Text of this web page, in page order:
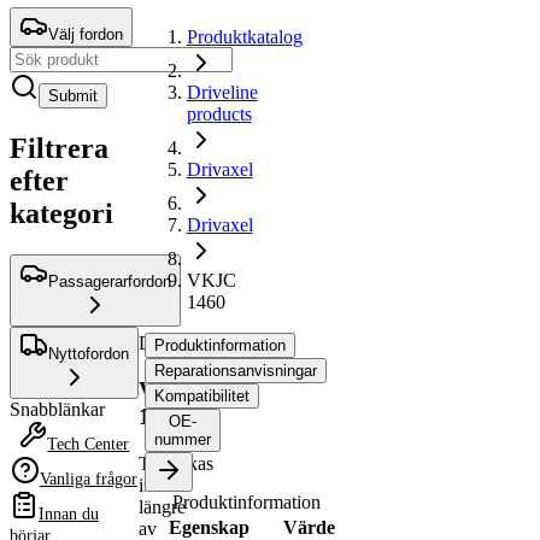
Välj fordon
Submit
Filtrera
efter
kategori
Passagerarfordon
Nyttofordon
Snabblänkar
Tech Center
Vanliga frågor
Innan du
börjar
Produktkatalog
Driveline
products
Drivaxel
Drivaxel
VKJC
1460
Drivaxel
VKJC
1460
Tillverkas
inte
längre
av
Produktinformation
Reparationsanvisningar
Kompatibilitet
OE-
nummer
Produktinformation
Egenskap
Värde